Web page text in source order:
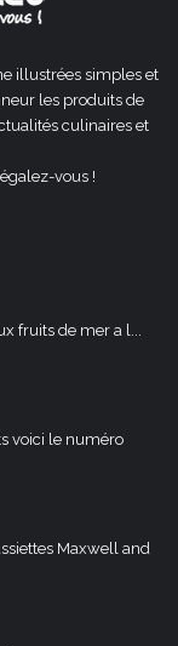
illustrées simples et
les produits de
culinaires et
vous !
fruits de mer a l...
voici le numéro
Maxwell and